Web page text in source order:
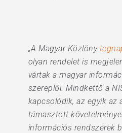
„A Magyar Közlöny
olyan rendelet is
vártak a magyar
szereplői. Mindkettő a
kapcsolódik, az egyik az
támasztott
információs rendszerek